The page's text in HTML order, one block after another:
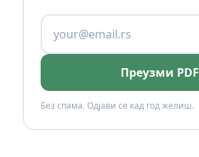
Преузми PDF
Без спама. Одјави се кад год желиш.